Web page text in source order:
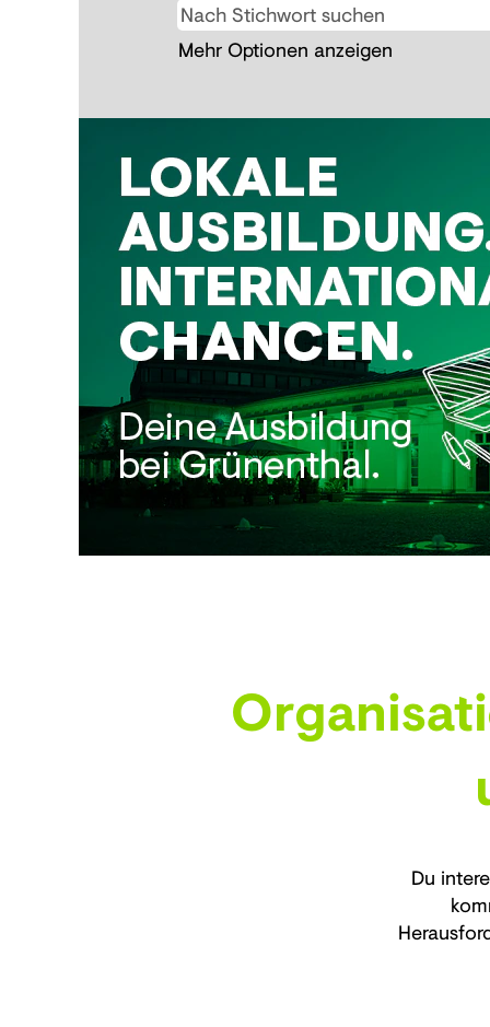
Mehr Optionen anzeigen
Du